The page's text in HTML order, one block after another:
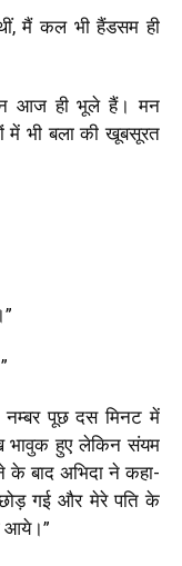
मैं कल भी हैंडसम ही
न आज ही भूले हैं। मन
में भी बला की खूबसूरत
नम्बर पूछ दस मिनट में
भावुक हुए लेकिन संयम
के बाद अभिदा ने कहा-
छोड़ गई और मेरे पति के
आये।”